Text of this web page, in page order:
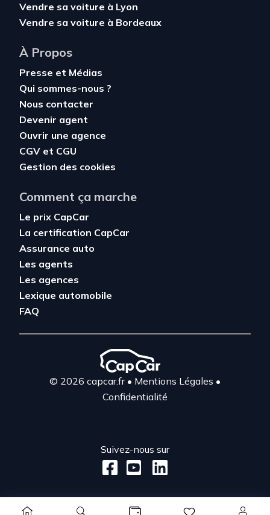
Vendre sa voiture à Lyon
Vendre sa voiture à Bordeaux
À Propos
Presse et Médias
Qui sommes-nous ?
Nous contacter
Devenir agent
Ouvrir une agence
CGV et CGU
Gestion des cookies
Comment ça marche
Le prix CapCar
La certification CapCar
Assurance auto
Les agents
Les agences
Lexique automobile
FAQ
© 2026 capcar.fr• Mentions Légales •
Confidentialité
Suivez-nous sur